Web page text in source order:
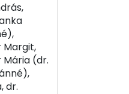
Margit,
(dr.
dr.